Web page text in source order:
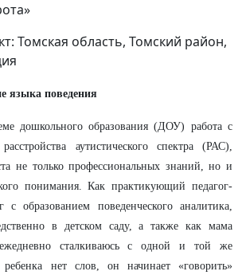
Томская область, Томский район,
языка поведения
дошкольного образования (ДОУ) работа с
аутистического спектра (РАС),
не только профессиональных знаний, но и
понимания. Как практикующий педагог-
с образованием поведенческого аналитика,
в детском саду, а также как мама
сталкиваюсь с одной и той же
нет слов, он начинает «говорить»